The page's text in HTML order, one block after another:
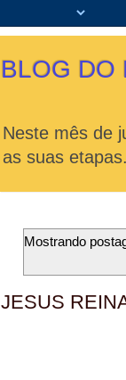
BLOG DO
Neste mês de
as suas etapas.
Mostrando
JESUS